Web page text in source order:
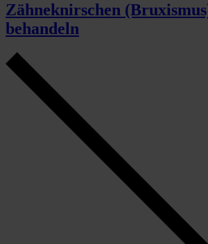
Zähneknirschen
behandeln